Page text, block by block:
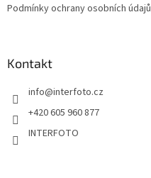
Podmínky ochrany osobních údajů
Kontakt
info@interfoto.cz
+420 605 960 877
INTERFOTO